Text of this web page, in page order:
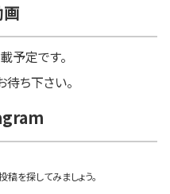
予定です。
ち下さい。
を探してみましょう。